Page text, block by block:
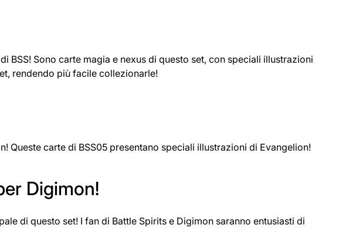
Sono carte magia e nexus di questo set, con speciali illustrazioni
rendendo più facile collezionarle!
Queste carte di BSS05 presentano speciali illustrazioni di Evangelion!
Digimon!
di questo set! I fan di Battle Spirits e Digimon saranno entusiasti di